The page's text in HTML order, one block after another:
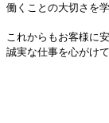
働くことの大切さを
これからもお客様に
誠実な仕事を心がけ